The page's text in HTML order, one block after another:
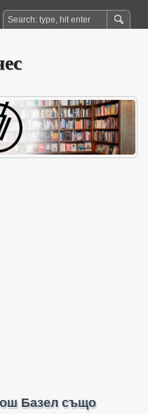
Базел също